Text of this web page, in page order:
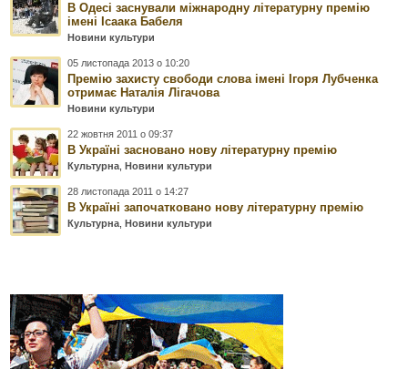
В Одесі заснували міжнародну літературну премію
імені Ісаака Бабеля
Новини культури
05 листопада 2013 о 10:20
Премію захисту свободи слова імені Ігоря Лубченка
отримає Наталія Лігачова
Новини культури
22 жовтня 2011 о 09:37
В Україні засновано нову літературну премію
Культурна Новини культури
28 листопада 2011 о 14:27
В Україні започатковано нову літературну премію
Культурна Новини культури